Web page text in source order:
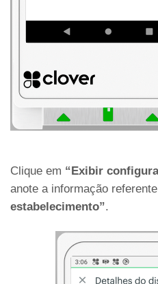
Clique em “Exibir
anote a informação
estabelecimento”.